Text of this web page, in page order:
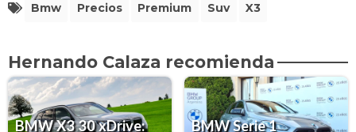
Bmw Precios Premium Suv X3
Hernando Calaza recomienda
BMW X3 30 xDrive:
BMW Serie 1